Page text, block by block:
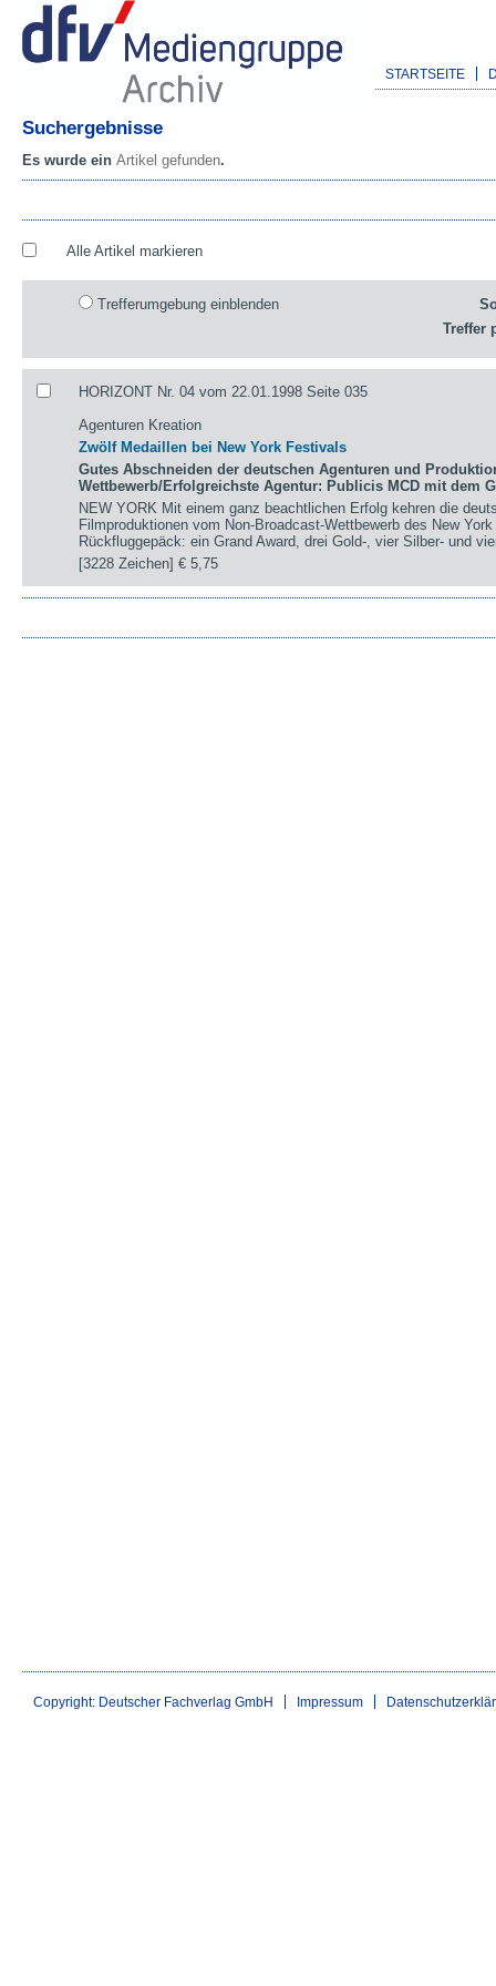
STARTSEITE
Suchergebnisse
Es wurde ein Artikel gefunden.
Alle Artikel markieren
Trefferumgebung einblenden
Treffer
HORIZONT Nr. 04 vom 22.01.1998 Seite 035
Agenturen Kreation
Zwölf Medaillen bei New York Festivals
Gutes Abschneiden der deutschen Agenturen und
Wettbewerb/Erfolgreichste Agentur: Publicis MCD mit dem
NEW YORK Mit einem ganz beachtlichen Erfolg kehren die
Filmproduktionen vom Non-Broadcast-Wettbewerb des New
Rückfluggepäck: ein Grand Award, drei Gold-, vier Silber- und
[3228 Zeichen]€ 5,75
Copyright: Deutscher Fachverlag GmbH Impressum